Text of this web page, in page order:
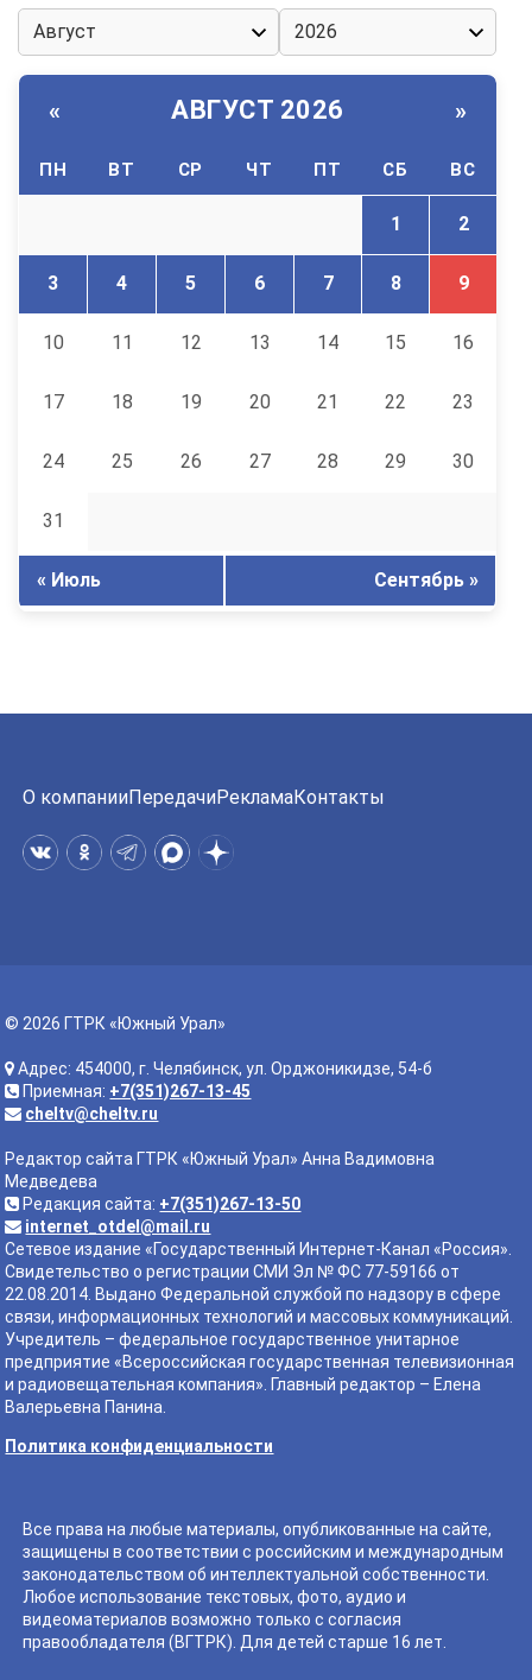
« АВГУСТ 2026 »
ПН ВТ СР ЧТ ПТ СБ ВС
1 2
3 4 5 6 7 8 9
10 11 12 13 14 15 16
17 18 19 20 21 22 23
24 25 26 27 28 29 30
31
« Июль Сентябрь »
О компанииПередачиРекламаКонтакты
© 2026 ГТРК «Южный Урал»
Адрес: 454000, г. Челябинск, ул. Орджоникидзе, 54-б
Приемная: +7(351)267-13-45
cheltv@cheltv.ru
Редактор сайта ГТРК «Южный Урал» Анна Вадимовна
Медведева
Редакция сайта: +7(351)267-13-50
internet_otdel@mail.ru
Сетевое издание «Государственный Интернет-Канал «Россия».
Свидетельство о регистрации СМИ Эл № ФС 77-59166 от
22.08.2014. Выдано Федеральной службой по надзору в сфере
связи, информационных технологий и массовых коммуникаций.
Учредитель – федеральное государственное унитарное
предприятие «Всероссийская государственная телевизионная
и радиовещательная компания». Главный редактор – Елена
Валерьевна Панина.
Политика конфиденциальности
Все права на любые материалы, опубликованные на сайте,
защищены в соответствии с российским и международным
законодательством об интеллектуальной собственности.
Любое использование текстовых, фото, аудио и
видеоматериалов возможно только с согласия
правообладателя (ВГТРК). Для детей старше 16 лет.